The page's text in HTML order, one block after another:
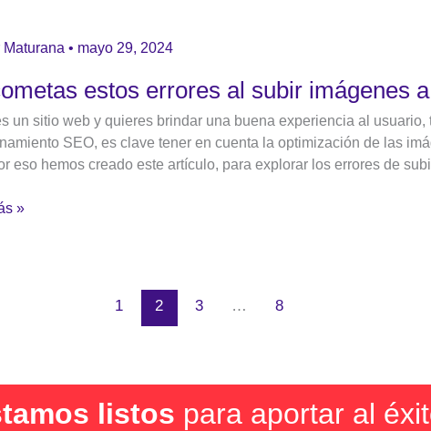
Maturana • mayo 29, 2024
estos errores al subir imágenes
un sitio web y quieres brindar una buena experiencia al
SEO, es clave tener en cuenta la optimización de las
eso hemos creado este artículo, para explorar los errores de
»
1 2 3 … 8
listos para aportar al